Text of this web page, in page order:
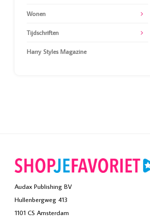
Wonen
Tijdschriften
Harry Styles Magazine
Audax Publishing BV
Hullenbergweg 413
1101 CS Amsterdam